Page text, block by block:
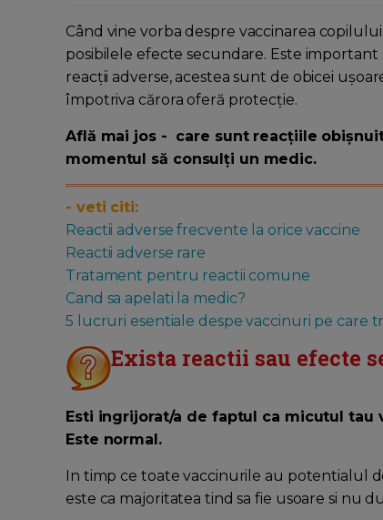
Când vine vorba despre vaccinarea
posibilele efecte secundare. Este
reacții adverse, acestea sunt de obicei
împotriva cărora oferă protecție.
Află mai jos - care sunt reacțiile
momentul să consulți un medic.
- veti citi:
Reactii adverse frecvente la orice vaccine
Reactii adverse rare
Tratament pentru reactii comune
Cand sa apelati la medic?
5 lucruri esentiale despe vaccinuri pe care
Exista reactii sau efecte
Esti ingrijorat/a de faptul ca micutul
Este normal.
In timp ce toate vaccinurile au potentialul
este ca majoritatea tind sa fie usoare si nu